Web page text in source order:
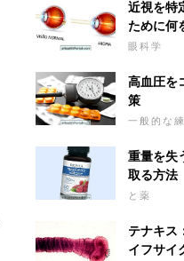
近視を特
ために何
眼科学
高血圧を
策
一般的な
重量を失
取る方法
と薬
テナキス
イフサイ